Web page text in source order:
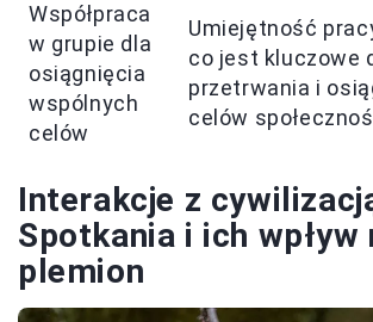
Współpraca
w grupie dla
osiągnięcia
wspólnych
celów
Umiejętność
co jest kluczowe
przetrwania i
celów
Interakcje z
Spotkania i ich wpływ
plemion